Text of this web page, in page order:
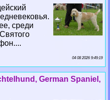
среди
04 08 2026 9:49:19
German Spaniel,